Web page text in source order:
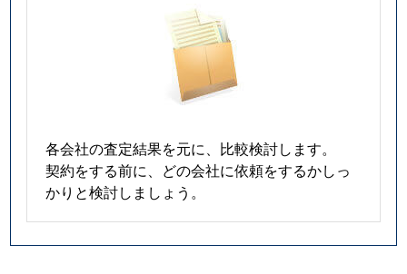
各会社の査定結果を元に、比較検討します。
契約をする前に、どの会社に依頼をするかしっ
かりと検討しましょう。